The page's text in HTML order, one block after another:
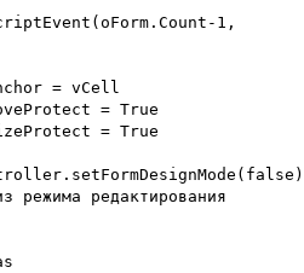
1,
= vCell
= True
= True
режима редактирования